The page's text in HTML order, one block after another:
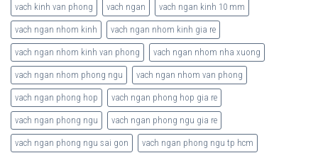
vach kinh van phong vach ngan vach ngan kinh 10 mm
vach ngan nhom kinh vach ngan nhom kinh gia re
vach ngan nhom kinh van phong vach ngan nhom nha xuong
vach ngan nhom phong ngu vach ngan nhom van phong
vach ngan phong hop vach ngan phong hop gia re
vach ngan phong ngu vach ngan phong ngu gia re
vach ngan phong ngu sai gon vach ngan phong ngu tp hcm